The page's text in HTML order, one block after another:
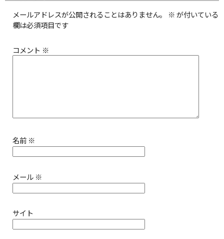
メールアドレスが公開されることはありません。 ※が付いている
欄は必須項目です
コメント ※
名前 ※
メール ※
サイト